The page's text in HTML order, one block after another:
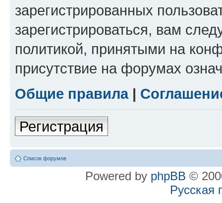
зарегистрированных
зарегистрироваться, вам
политикой, принятыми на
присутствие на форумах
Общие правила|
Регистрация
Список форумов
Powered by phpBB ©
Русская